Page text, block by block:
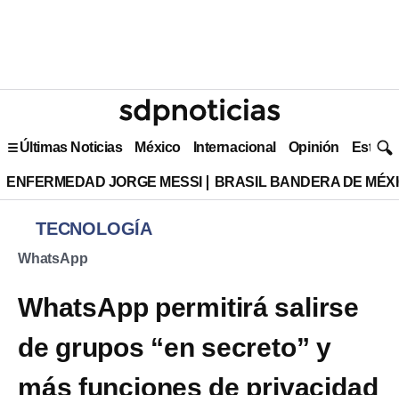
Últimas Noticias México Internacional Opinión Estilo
ENFERMEDAD JORGE MESSI BRASIL BANDERA DE
TECNOLOGÍA
WhatsApp
WhatsApp permitirá salirse
de grupos “en secreto” y
más funciones de privacidad